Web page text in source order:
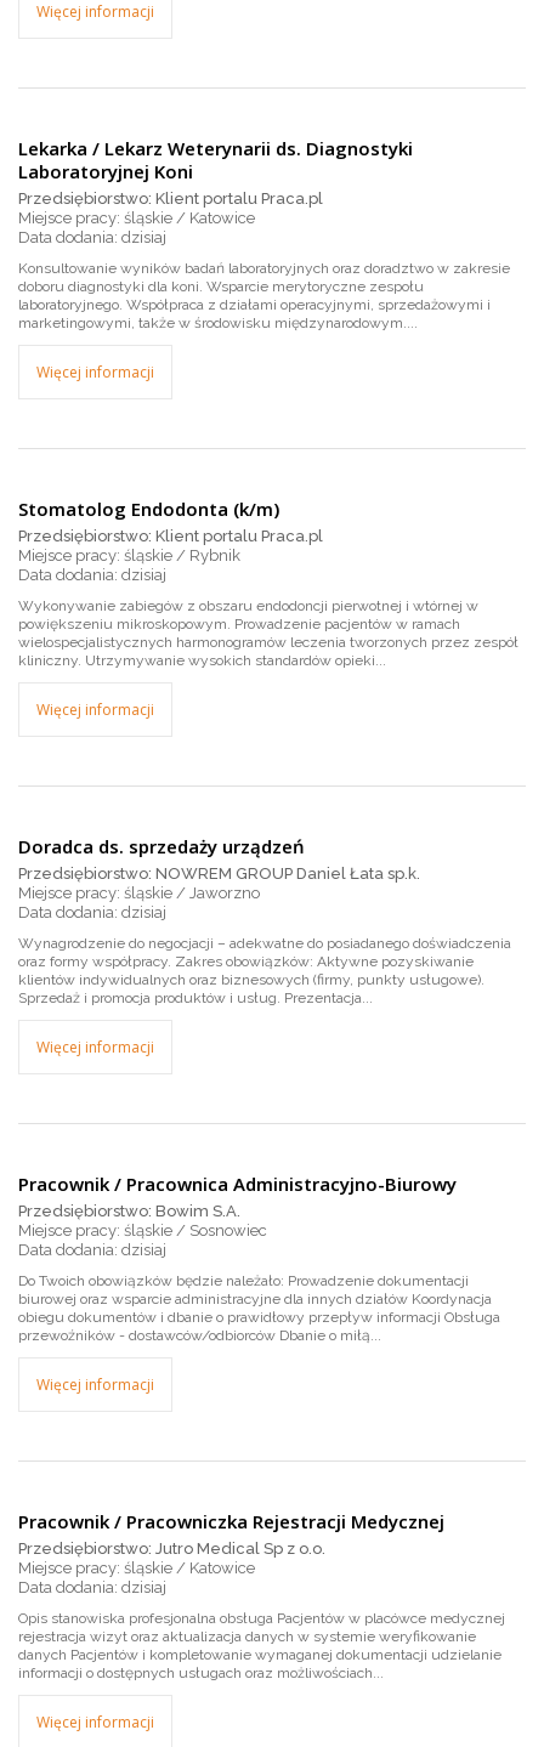
Więcej informacji
Lekarka / Lekarz Weterynarii ds. Diagnostyki
Laboratoryjnej Koni
Przedsiębiorstwo: Klient portalu Praca.pl
Miejsce pracy: śląskie / Katowice
dzisiaj
Konsultowanie wyników badań laboratoryjnych oraz doradztwo w zakresie
doboru diagnostyki dla koni. Wsparcie merytoryczne zespołu
laboratoryjnego. Współpraca z działami operacyjnymi, sprzedażowymi i
marketingowymi, także w środowisku międzynarodowym....
Więcej informacji
Stomatolog Endodonta (k/m)
Przedsiębiorstwo: Klient portalu Praca.pl
Miejsce pracy: śląskie / Rybnik
dzisiaj
Wykonywanie zabiegów z obszaru endodoncji pierwotnej i wtórnej w
powiększeniu mikroskopowym. Prowadzenie pacjentów w ramach
wielospecjalistycznych harmonogramów leczenia tworzonych przez zespół
kliniczny. Utrzymywanie wysokich standardów opieki...
Więcej informacji
Doradca ds. sprzedaży urządzeń
Przedsiębiorstwo: NOWREM GROUP Daniel Łata sp.k.
Miejsce pracy: śląskie / Jaworzno
dzisiaj
Wynagrodzenie do negocjacji – adekwatne do posiadanego doświadczenia
oraz formy współpracy. Zakres obowiązków: Aktywne pozyskiwanie
klientów indywidualnych oraz biznesowych (firmy, punkty usługowe).
Sprzedaż i promocja produktów i usług. Prezentacja...
Więcej informacji
Pracownik / Pracownica Administracyjno-Biurowy
Przedsiębiorstwo: Bowim S.A.
Miejsce pracy: śląskie / Sosnowiec
dzisiaj
Do Twoich obowiązków będzie należało: Prowadzenie dokumentacji
biurowej oraz wsparcie administracyjne dla innych działów Koordynacja
obiegu dokumentów i dbanie o prawidłowy przepływ informacji Obsługa
przewoźników - dostawców/odbiorców Dbanie o miłą...
Więcej informacji
Pracownik / Pracowniczka Rejestracji Medycznej
Przedsiębiorstwo: Jutro Medical Sp z o.o.
Miejsce pracy: śląskie / Katowice
dzisiaj
Opis stanowiska profesjonalna obsługa Pacjentów w placówce medycznej
rejestracja wizyt oraz aktualizacja danych w systemie weryfikowanie
danych Pacjentów i kompletowanie wymaganej dokumentacji udzielanie
informacji o dostępnych usługach oraz możliwościach...
Więcej informacji